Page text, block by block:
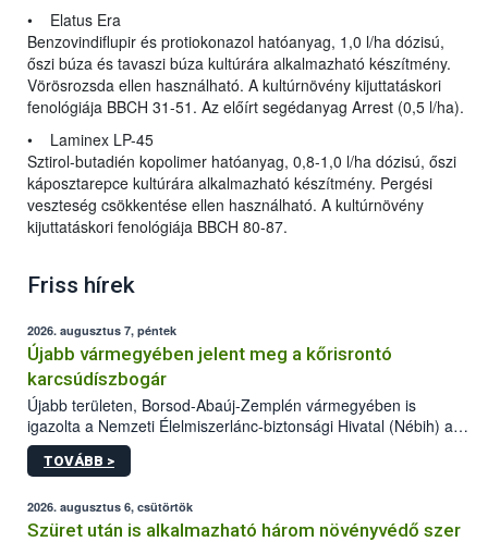
• Elatus Era
Benzovindiflupir és protiokonazol hatóanyag, 1,0 l/ha dózisú,
őszi búza és tavaszi búza kultúrára alkalmazható készítmény.
Vörösrozsda ellen használható. A kultúrnövény kijuttatáskori
fenológiája BBCH 31-51. Az előírt segédanyag Arrest (0,5 l/ha).
• Laminex LP-45
Sztirol-butadién kopolimer hatóanyag, 0,8-1,0 l/ha dózisú, őszi
káposztarepce kultúrára alkalmazható készítmény. Pergési
veszteség csökkentése ellen használható. A kultúrnövény
kijuttatáskori fenológiája BBCH 80-87.
Friss hírek
2026. augusztus 7, péntek
Újabb vármegyében jelent meg a kőrisrontó
karcsúdíszbogár
Újabb területen, Borsod-Abaúj-Zemplén vármegyében is
igazolta a Nemzeti Élelmiszerlánc-biztonsági Hivatal (Nébih) a
kőrisrontó karcsúdíszbogár (Agrilus planipennis) jelenlétét. A
kártevőt nem csak színcsapdában találták meg, de már fertőzött
az intenzív felderítést, emellett az intézkedéseket a szlovák
hatósággal is összehangolják a terjedés megállítása érdekében.
TOVÁBB >
2026. augusztus 6, csütörtök
Szüret után is alkalmazható három növényvédő szer